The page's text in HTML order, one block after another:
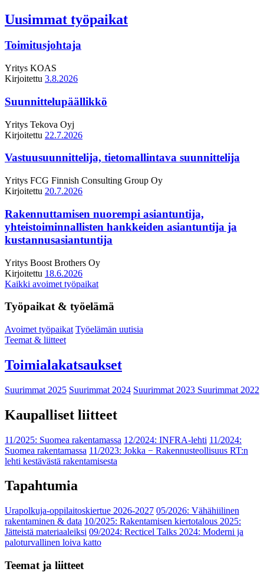
Uusimmat työpaikat
Toimitusjohtaja
Yritys KOAS
Kirjoitettu 3.8.2026
Suunnittelupäällikkö
Yritys Tekova Oyj
Kirjoitettu 22.7.2026
Vastuusuunnittelija, tietomallintava suunnittelija
Yritys FCG Finnish Consulting Group Oy
Kirjoitettu 20.7.2026
Rakennuttamisen nuorempi asiantuntija,
yhteistoiminnallisten hankkeiden asiantuntija ja
kustannusasiantuntija
Yritys Boost Brothers Oy
Kirjoitettu 18.6.2026
Kaikki avoimet työpaikat
Työpaikat & työelämä
Avoimet työpaikat Työelämän uutisia
Teemat & liitteet
Toimialakatsaukset
Suurimmat 2025 Suurimmat 2024 Suurimmat 2023 Suurimmat 2022
Kaupalliset liitteet
11/2025: Suomea rakentamassa 12/2024: INFRA-lehti 11/2024:
Suomea rakentamassa 11/2023: Jokka − Rakennusteollisuus RT:n
lehti kestävästä rakentamisesta
Tapahtumia
Urapolkuja-oppilaitoskiertue 2026-2027 05/2026: Vähähiilinen
rakentaminen & data 10/2025: Rakentamisen kiertotalous 2025:
Jätteistä materiaaleiksi 09/2024: Recticel Talks 2024: Moderni ja
paloturvallinen loiva katto
Teemat ja liitteet